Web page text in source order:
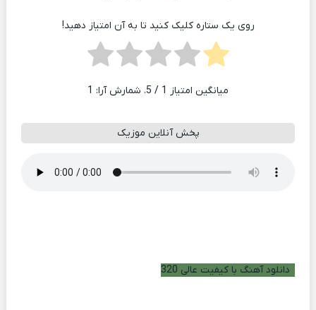
روی یک ستاره کلیک کنید تا به آن امتیاز دهید!
میانگین امتیاز 1 / 5. شمارش آرا: 1
پخش آنلاین موزیک
دانلود آهنگ با کیفیت عالی 320